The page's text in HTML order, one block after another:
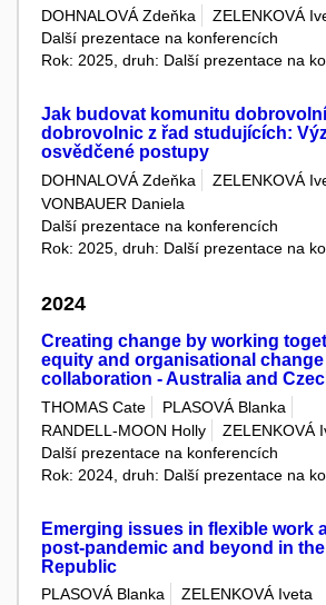
DOHNALOVÁ Zdeňka
ZELENKOVÁ
Další prezentace na konferencích
Rok: 2025, druh: Další prezentace na
Jak budovat komunitu
dobrovolnic z řad studujících:
osvědčené postupy
DOHNALOVÁ Zdeňka
ZELENKOVÁ
VONBAUER Daniela
Další prezentace na konferencích
Rok: 2025, druh: Další prezentace na
2024
Creating change by working
equity and organisational
collaboration - Australia and
THOMAS Cate
PLASOVÁ Blanka
RANDELL-MOON Holly
ZELENKOVÁ
Další prezentace na konferencích
Rok: 2024, druh: Další prezentace na
Emerging issues in flexible work
post-pandemic and beyond in
Republic
PLASOVÁ Blanka
ZELENKOVÁ Iveta